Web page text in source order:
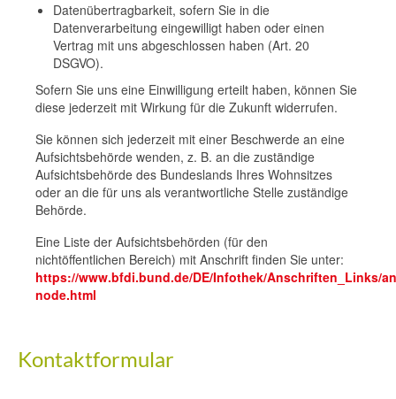
Datenübertragbarkeit, sofern Sie in die
Datenverarbeitung eingewilligt haben oder einen
Vertrag mit uns abgeschlossen haben (Art. 20
DSGVO).
Sofern Sie uns eine Einwilligung erteilt haben, können Sie
diese jederzeit mit Wirkung für die Zukunft widerrufen.
Sie können sich jederzeit mit einer Beschwerde an eine
Aufsichtsbehörde wenden, z. B. an die zuständige
Aufsichtsbehörde des Bundeslands Ihres Wohnsitzes
oder an die für uns als verantwortliche Stelle zuständige
Behörde.
Eine Liste der Aufsichtsbehörden (für den
nichtöffentlichen Bereich) mit Anschrift finden Sie unter:
https://www.bfdi.bund.de/DE/Infothek/Anschriften_Links/
node.html
Kontaktformular